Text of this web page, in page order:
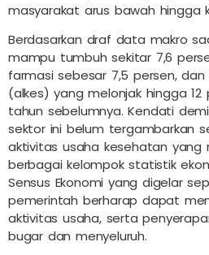
masyarakat arus bawah hingga
Berdasarkan draf data makro
mampu tumbuh sekitar 7,6
farmasi sebesar 7,5 persen,
(alkes) yang melonjak hingga 12
tahun sebelumnya. Kendati
sektor ini belum tergambarkan
aktivitas usaha kesehatan yang
berbagai kelompok statistik
Sensus Ekonomi yang digelar
pemerintah berharap dapat
aktivitas usaha, serta
bugar dan menyeluruh.